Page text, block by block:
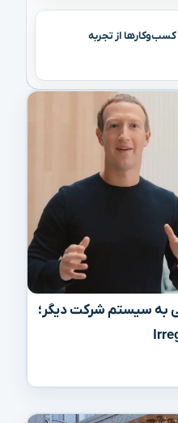
از تجربه
به سیستم شرکت دیگر؛